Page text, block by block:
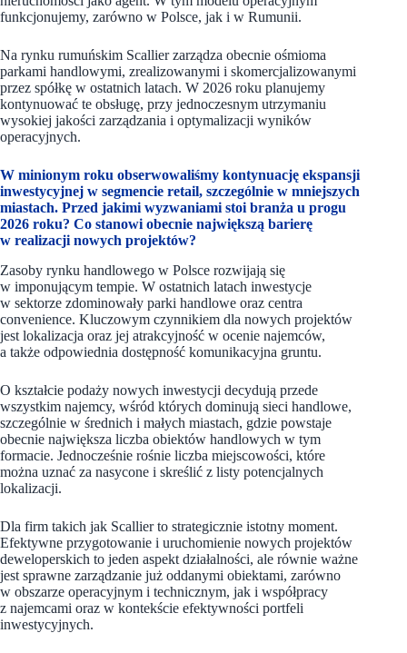
funkcjonujemy, zarówno w Polsce, jak i w Rumunii.
Na rynku rumuńskim Scallier zarządza obecnie ośmioma
parkami handlowymi, zrealizowanymi i skomercjalizowanymi
przez spółkę w ostatnich latach. W 2026 roku planujemy
kontynuować te obsługę, przy jednoczesnym utrzymaniu
wysokiej jakości zarządzania i optymalizacji wyników
operacyjnych.
W minionym roku obserwowaliśmy kontynuację ekspansji
inwestycyjnej w segmencie retail, szczególnie w mniejszych
miastach. Przed jakimi wyzwaniami stoi branża u progu
2026 roku? Co stanowi obecnie największą barierę
w realizacji nowych projektów?
Zasoby rynku handlowego w Polsce rozwijają się
w imponującym tempie. W ostatnich latach inwestycje
w sektorze zdominowały parki handlowe oraz centra
convenience. Kluczowym czynnikiem dla nowych projektów
jest lokalizacja oraz jej atrakcyjność w ocenie najemców,
a także odpowiednia dostępność komunikacyjna gruntu.
O kształcie podaży nowych inwestycji decydują przede
wszystkim najemcy, wśród których dominują sieci handlowe,
szczególnie w średnich i małych miastach, gdzie powstaje
obecnie największa liczba obiektów handlowych w tym
formacie. Jednocześnie rośnie liczba miejscowości, które
można uznać za nasycone i skreślić z listy potencjalnych
lokalizacji.
Dla firm takich jak Scallier to strategicznie istotny moment.
Efektywne przygotowanie i uruchomienie nowych projektów
deweloperskich to jeden aspekt działalności, ale równie ważne
jest sprawne zarządzanie już oddanymi obiektami, zarówno
w obszarze operacyjnym i technicznym, jak i współpracy
z najemcami oraz w kontekście efektywności portfeli
inwestycyjnych.